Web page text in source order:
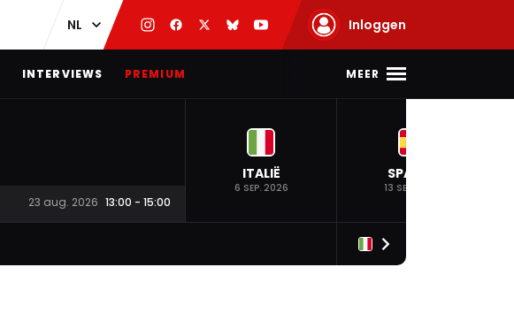
Inloggen
INTERVIEWS PREMIUM MEER
23 aug. 2026 13:00 - 15:00
ITALIË
6 SEP. 2026
SPANJE
13 SEP. 2026